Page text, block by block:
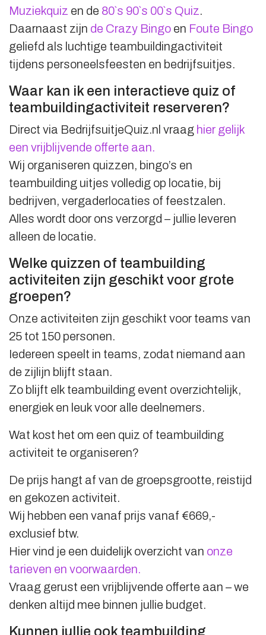
Muziekquiz en de 80`s 90`s 00`s Quiz.
Daarnaast zijn de Crazy Bingo en Foute Bingo
geliefd als luchtige teambuildingactiviteit
tijdens personeelsfeesten en bedrijfsuitjes.
Waar kan ik een interactieve quiz of
teambuildingactiviteit reserveren?
Direct via BedrijfsuitjeQuiz.nl vraag hier gelijk
een vrijblijvende offerte aan.
Wij organiseren quizzen, bingo’s en
teambuilding uitjes volledig op locatie, bij
bedrijven, vergaderlocaties of feestzalen.
Alles wordt door ons verzorgd – jullie leveren
alleen de locatie.
Welke quizzen of teambuilding
activiteiten zijn geschikt voor grote
groepen?
Onze activiteiten zijn geschikt voor teams van
25 tot 150 personen.
Iedereen speelt in teams, zodat niemand aan
de zijlijn blijft staan.
Zo blijft elk teambuilding event overzichtelijk,
energiek en leuk voor alle deelnemers.
Wat kost het om een quiz of teambuilding
activiteit te organiseren?
De prijs hangt af van de groepsgrootte, reistijd
en gekozen activiteit.
Wij hebben een vanaf prijs vanaf €669,-
exclusief btw.
Hier vind je een duidelijk overzicht van onze
tarieven en voorwaarden.
Vraag gerust een vrijblijvende offerte aan – we
denken altijd mee binnen jullie budget.
Kunnen jullie ook teambuilding